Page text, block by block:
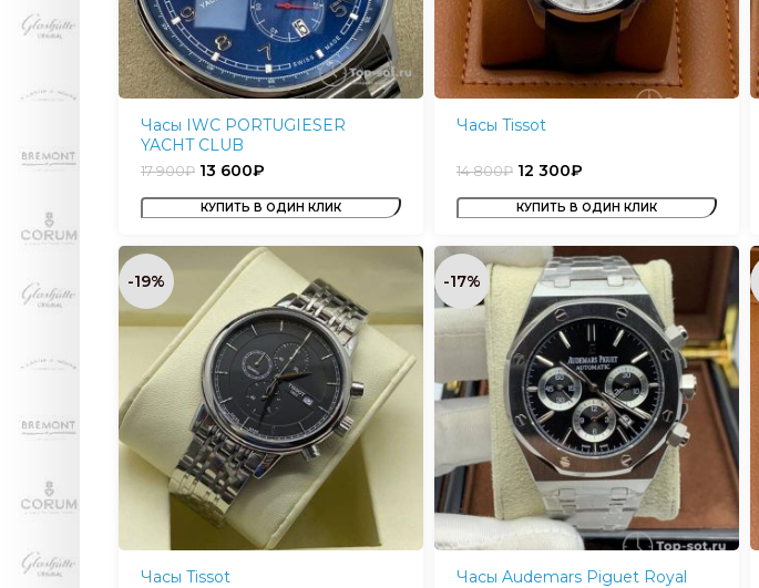
Часы IWC PORTUGIESER
YACHT CLUB
17 900₽ 13 600₽
КУПИТЬ В ОДИН КЛИК
Часы Tissot
14 800₽ 12 300₽
КУПИТЬ В ОДИН КЛИК
-19%
Часы Tissot
-17%
Часы Audemars Piguet Royal